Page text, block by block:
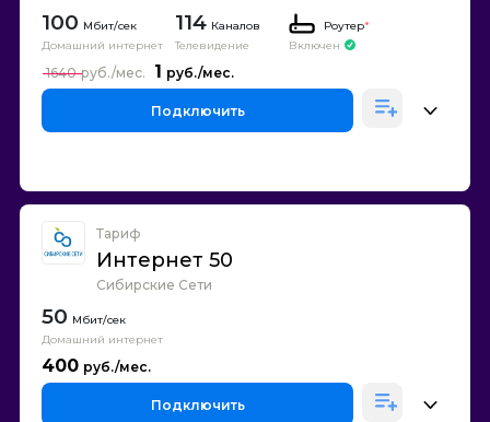
100
Домашний интернет
114 Каналов
Телевидение
Роутер*
Включен
1
1640
Подключить
Тариф
Интернет 50
Сибирские Сети
50
Домашний интернет
400
Подключить